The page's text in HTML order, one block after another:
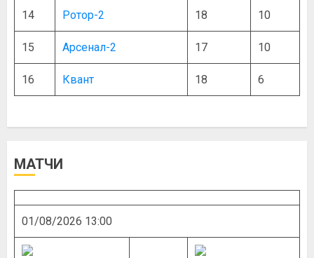
14 Ротор-2 18 10
15 Арсенал-2 17 10
16 Квант 18 6
МАТЧИ
01/08/2026 13:00